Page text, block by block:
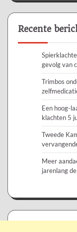
Recente
gevolg van
Trimbos
Een hoog-
klachten 5
Tweede
Meer
jarenlang